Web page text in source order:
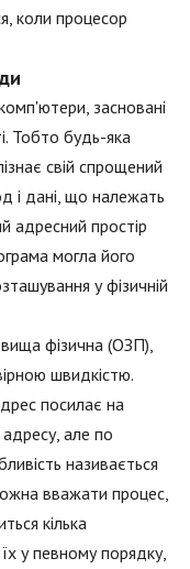
коли процесор
засновані
Тобто будь-яка
свій спрощений
і дані, що належать
адресний простір
могла його
у фізичній
фізична (ОЗП),
швидкістю.
посилає на
але по
називається
вважати процес,
кілька
у певному порядку,